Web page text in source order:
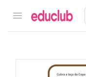
Open menu
Educlub